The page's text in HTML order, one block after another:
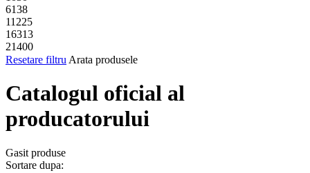
6138
11225
16313
21400
Resetare filtru Arata produsele
Catalogul oficial al
producatorului
Gasit produse
Sortare dupa: